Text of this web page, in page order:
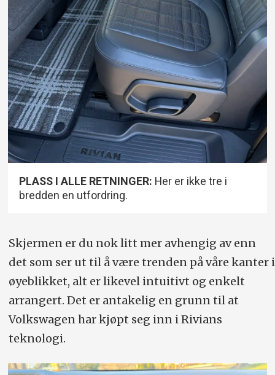
PLASS I ALLE RETNINGER: Her er ikke tre i
bredden en utfordring.
Skjermen er du nok litt mer avhengig av enn
det som ser ut til å være trenden på våre kanter i
øyeblikket, alt er likevel intuitivt og enkelt
arrangert. Det er antakelig en grunn til at
Volkswagen har kjøpt seg inn i Rivians
teknologi.